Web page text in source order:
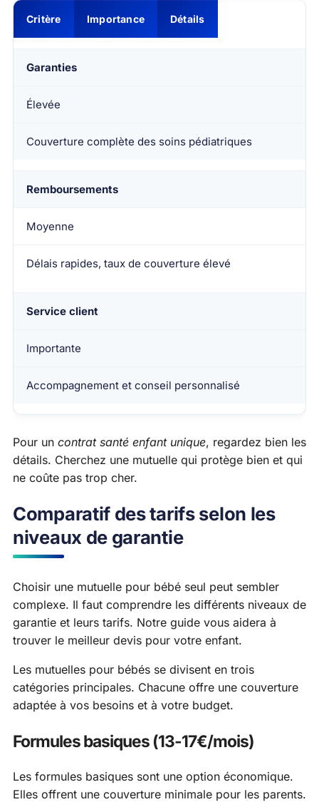
Critère Importance Détails
Garanties
Élevée
Couverture complète des soins pédiatriques
Remboursements
Moyenne
Délais rapides, taux de couverture élevé
Service client
Importante
Accompagnement et conseil personnalisé
Pour un contrat santé enfant unique, regardez bien les
détails. Cherchez une mutuelle qui protège bien et qui
ne coûte pas trop cher.
Comparatif des tarifs selon les
niveaux de garantie
Choisir une mutuelle pour bébé seul peut sembler
complexe. Il faut comprendre les différents niveaux de
garantie et leurs tarifs. Notre guide vous aidera à
trouver le meilleur devis pour votre enfant.
Les mutuelles pour bébés se divisent en trois
catégories principales. Chacune offre une couverture
adaptée à vos besoins et à votre budget.
Formules basiques (13-17€/mois)
Les formules basiques sont une option économique.
Elles offrent une couverture minimale pour les parents.